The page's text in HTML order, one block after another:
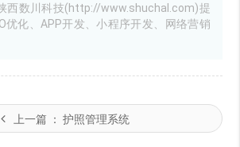
西数川科技(http://www.shuchal.com)提
优化、APP开发、小程序开发、网络营销
上一篇 ： 护照管理系统